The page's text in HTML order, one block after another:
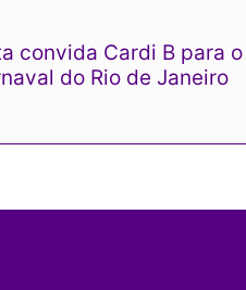
convida Cardi B para o
do Rio de Janeiro